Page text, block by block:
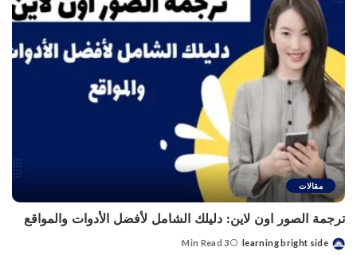
مقالات
ترجمة الصور اون لاين: دليلك الشامل لأفضل الأدوات والمواقع
Posted
learning bright side
3 Min Read